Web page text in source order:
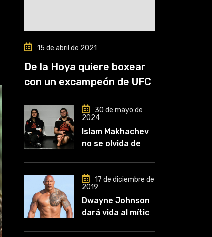
15 de abril de 2021
De la Hoya quiere boxear
con un excampeón de UFC
30 de mayo de
2024
Islam Makhachev
no se olvida de
que comencé a
entrenar, jugó un
papel clave en mi
carrera»
17 de diciembre de
2019
Dwayne Johnson
dará vida al mítico